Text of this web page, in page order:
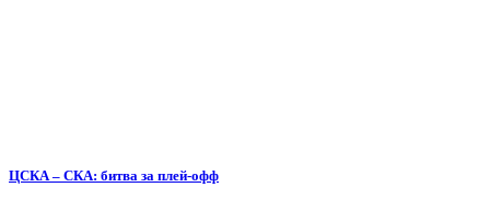
ЦСКА – СКА: битва за плей-офф